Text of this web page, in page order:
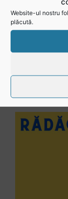
Website-ul nostru
plăcută.